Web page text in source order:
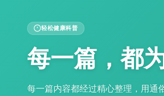
轻松健康科普
每一篇，都
每一篇内容都经过精心整理，用通